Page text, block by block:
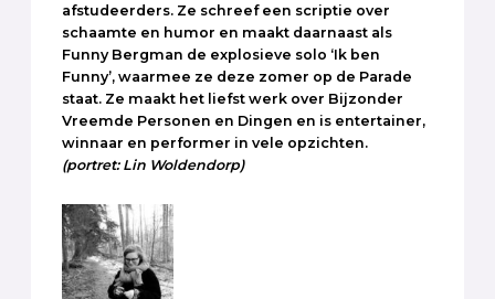
afstudeerders. Ze schreef een scriptie over
schaamte en humor en maakt daarnaast als
Funny Bergman de explosieve solo ‘Ik ben
Funny’, waarmee ze deze zomer op de Parade
staat. Ze maakt het liefst werk over Bijzonder
Vreemde Personen en Dingen en is entertainer,
winnaar en performer in vele opzichten.
(portret: Lin Woldendorp)